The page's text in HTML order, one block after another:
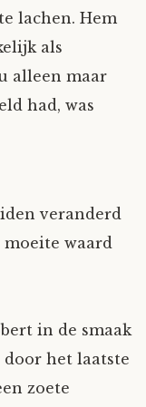
lachen. Hem
als
alleen maar
had, was
veranderd
waard
in de smaak
het laatste
zoete